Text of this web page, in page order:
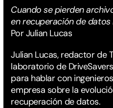
Cuando se pierden
en recuperación de datos
Por Julian Lucas
Julian Lucas, redactor de
laboratorio de
para hablar con
empresa sobre la
recuperación de datos.